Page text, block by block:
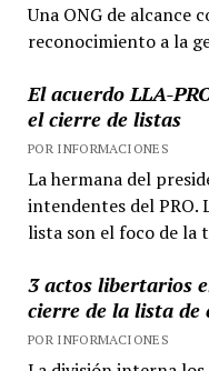
Una ONG de alcance
reconocimiento a la
El acuerdo LLA-
el cierre de listas
POR INFORMACIONES
La hermana del
intendentes del PRO.
lista son el foco de la
3 actos libertarios
cierre de la lista de
POR INFORMACIONES